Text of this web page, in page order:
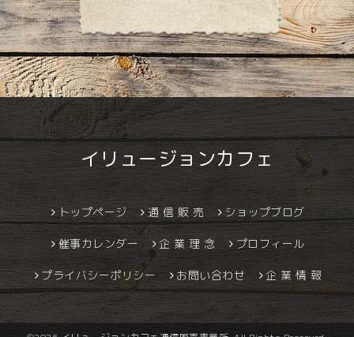
イリュージョンカフェ
トップページ 通 信 販 売 ショップブログ
催事カレンダー 企 業 理 念 プロフィール
プライバシーポリシー お問い合わせ 企 業 情 報